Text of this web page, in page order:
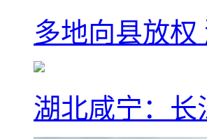
多地向县放
湖北咸宁：长